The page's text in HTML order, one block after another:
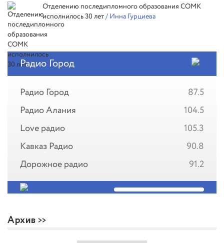
Отделению последипломного образования СОМК
исполнилось 30 лет/ Инна Гурциева
Радио Город
Радио Город
87.5
Радио Алания
104.5
Love радио
105.3
Кавказ Радио
90.8
Дорожное радио
91.2
Архив